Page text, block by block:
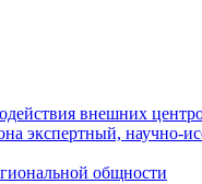
внешних
экспертный, научно-
общности